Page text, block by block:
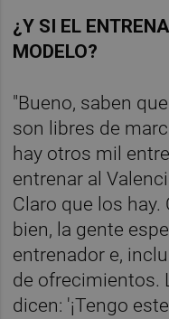
¿Y SI EL
MODELO?
"Bueno, saben
son libres de
hay otros mil
entrenar al
Claro que los
bien, la gente
entrenador e,
de ofrecimientos.
dicen: '¡Tengo